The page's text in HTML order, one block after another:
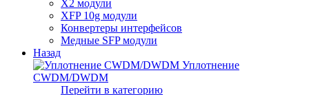
X2 модули
XFP 10g модули
Конвертеры интерфейсов
Медные SFP модули
Назад
Уплотнение
CWDM/DWDM
Перейти в категорию